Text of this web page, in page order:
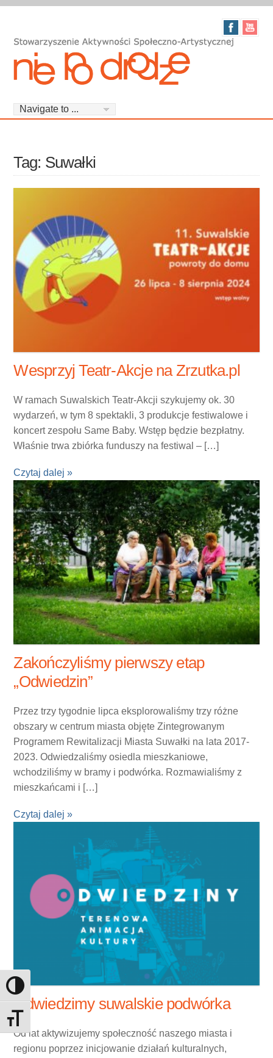
Toggle High Contrast
Toggle Font size
Tag: Suwałki
Wesprzyj Teatr-Akcje na Zrzutka.pl
W ramach Suwalskich Teatr-Akcji szykujemy ok. 30
wydarzeń, w tym 8 spektakli, 3 produkcje festiwalowe i
koncert zespołu Same Baby. Wstęp będzie bezpłatny.
Właśnie trwa zbiórka funduszy na festiwal – […]
Czytaj dalej »
Zakończyliśmy pierwszy etap
„Odwiedzin”
Przez trzy tygodnie lipca eksplorowaliśmy trzy różne
obszary w centrum miasta objęte Zintegrowanym
Programem Rewitalizacji Miasta Suwałki na lata 2017-
2023. Odwiedzaliśmy osiedla mieszkaniowe,
wchodziliśmy w bramy i podwórka. Rozmawialiśmy z
mieszkańcami i […]
Czytaj dalej »
Odwiedzimy suwalskie podwórka
Od lat aktywizujemy społeczność naszego miasta i
regionu poprzez inicjowanie działań kulturalnych,